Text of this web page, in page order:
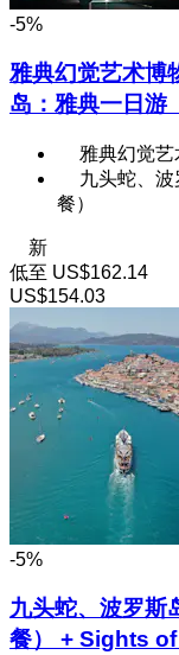
-5%
雅典幻觉艺术博
岛：雅典一日游
雅典幻觉
九头蛇、
餐）
新
低至 US$162.14
US$154.03
-5%
九头蛇、波罗斯
餐） + Sights